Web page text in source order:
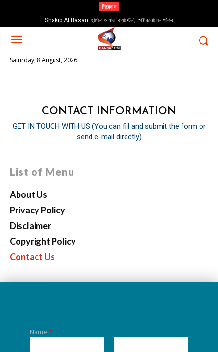
শিরোনাম
Shakib Al Hasan: হাসিনা আমার ‘ক্যাপ্টেন’; স্পষ্ট জানালেন শাকিব
Saturday, 8 August, 2026
CONTACT INFORMATION
GET IN TOUCH WITH US (You can fill and submit the form or
send e-mail directly)
List of Menu
About Us
Privacy Policy
Disclaimer
Copyright Policy
Contact Us
Name *